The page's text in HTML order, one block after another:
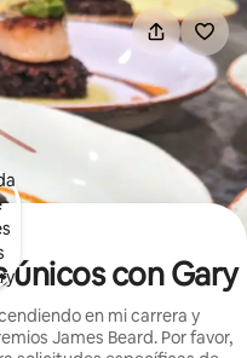
únicos con Gary
en mi carrera y
James Beard. Por favor,